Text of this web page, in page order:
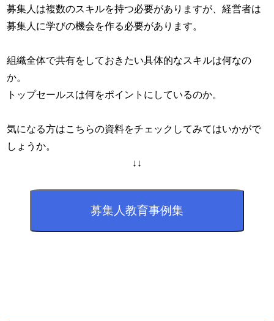
募集人は複数のスキルを持つ必要がありますが、経営者は
募集人に学びの機会を作る必要があります。
組織全体で共有をしておきたい具体的なスキルは何なの
か。
トップセールスは何をポイントにしているのか。
気になる方はこちらの資料をチェックしてみてはいかがで
しょうか。
↓↓